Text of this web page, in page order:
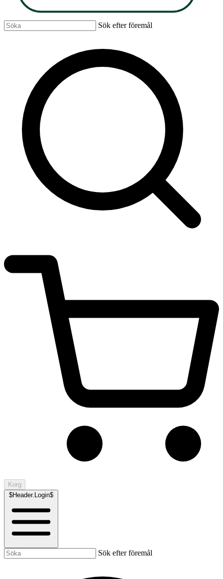
Sök efter föremål
Korg
$Header.Login$
Sök efter föremål